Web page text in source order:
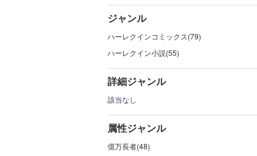
ジャンル
ハーレクインコミックス(79)
ハーレクイン小説(55)
詳細ジャンル
該当なし
属性ジャンル
億万長者(48)